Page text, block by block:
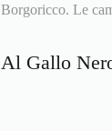
Borgoricco. Le
Al Gallo